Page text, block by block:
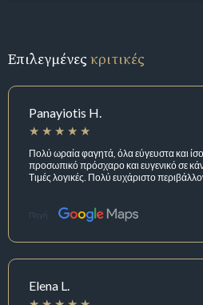
Επιλεγμένεςκριτικές
Panayiotis H.
Πολύ ωραία φαγητά, όλα εύγευστα και
προσωπικό πρόσχαρο και ευγενικό σε
Τιμές λογικές. Πολύ ευχάριστο
Πηγή:
Elena L.